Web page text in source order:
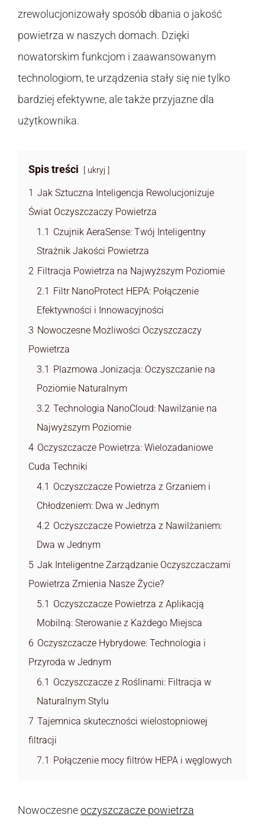
zrewolucjonizowały sposób dbania o jakość
powietrza w naszych domach. Dzięki
nowatorskim funkcjom i zaawansowanym
technologiom, te urządzenia stały się nie tylko
bardziej efektywne, ale także przyjazne dla
użytkownika.
Spis treści ukryj
1 Jak Sztuczna Inteligencja Rewolucjonizuje
Świat Oczyszczaczy Powietrza
1.1 Czujnik AeraSense: Twój Inteligentny
Strażnik Jakości Powietrza
2 Filtracja Powietrza na Najwyższym Poziomie
2.1 Filtr NanoProtect HEPA: Połączenie
Efektywności i Innowacyjności
3 Nowoczesne Możliwości Oczyszczaczy
Powietrza
3.1 Plazmowa Jonizacja: Oczyszczanie na
Poziomie Naturalnym
3.2 Technologia NanoCloud: Nawilżanie na
Najwyższym Poziomie
4 Oczyszczacze Powietrza: Wielozadaniowe
Cuda Techniki
4.1 Oczyszczacze Powietrza z Grzaniem i
Chłodzeniem: Dwa w Jednym
4.2 Oczyszczacze Powietrza z Nawilżaniem:
Dwa w Jednym
5 Jak Inteligentne Zarządzanie Oczyszczaczami
Powietrza Zmienia Nasze Życie?
5.1 Oczyszczacze Powietrza z Aplikacją
Mobilną: Sterowanie z Każdego Miejsca
6 Oczyszczacze Hybrydowe: Technologia i
Przyroda w Jednym
6.1 Oczyszczacze z Roślinami: Filtracja w
Naturalnym Stylu
7 Tajemnica skuteczności wielostopniowej
filtracji
7.1 Połączenie mocy filtrów HEPA i węglowych
Nowoczesneoczyszczacze powietrza